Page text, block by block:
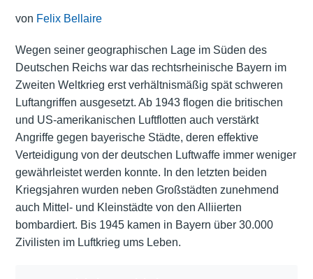
von Felix Bellaire
Wegen seiner geographischen Lage im Süden des
Deutschen Reichs war das rechtsrheinische Bayern im
Zweiten Weltkrieg erst verhältnismäßig spät schweren
Luftangriffen ausgesetzt. Ab 1943 flogen die britischen
und US-amerikanischen Luftflotten auch verstärkt
Angriffe gegen bayerische Städte, deren effektive
Verteidigung von der deutschen Luftwaffe immer weniger
gewährleistet werden konnte. In den letzten beiden
Kriegsjahren wurden neben Großstädten zunehmend
auch Mittel- und Kleinstädte von den Alliierten
bombardiert. Bis 1945 kamen in Bayern über 30.000
Zivilisten im Luftkrieg ums Leben.